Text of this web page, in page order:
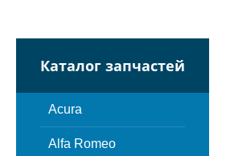
Каталог запчастей
Acura
Alfa Romeo